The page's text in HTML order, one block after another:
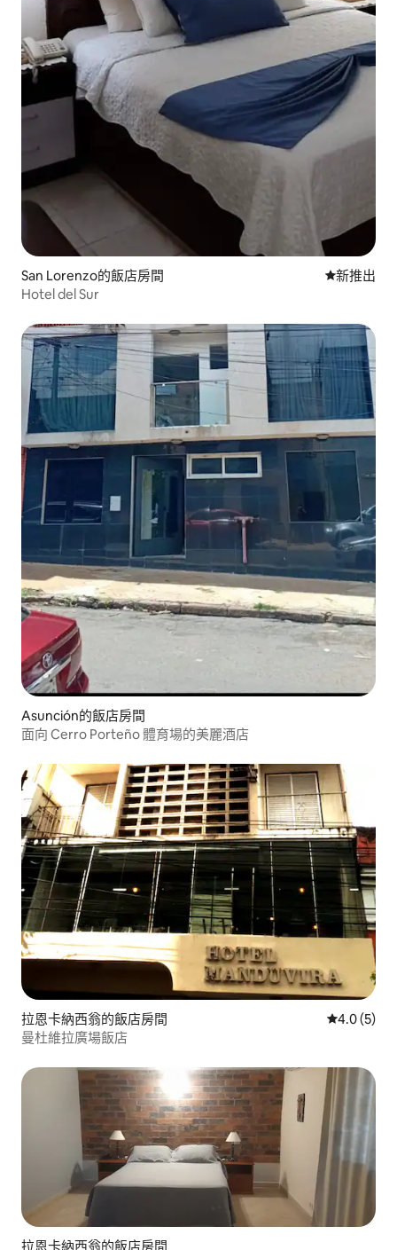
San Lorenzo的飯店房間 新住處
新推出
Hotel del Sur
Asunción的飯店房間
面向 Cerro Porteño 體育場的美麗酒店
拉恩卡納西翁的飯店房間 從 5 則評
4.0 (5)
曼杜維拉廣場飯店
拉恩卡納西翁的飯店房間